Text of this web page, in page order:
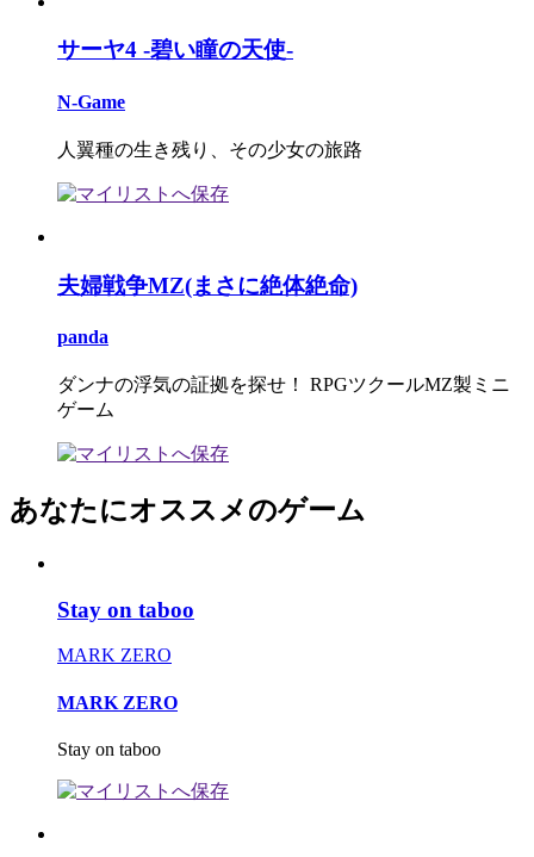
サーヤ4 -碧い瞳の天使-
N-Game
人翼種の生き残り、その少女の旅路
夫婦戦争MZ(まさに絶体絶命)
panda
ダンナの浮気の証拠を探せ！ RPGツクールMZ製ミニ
ゲーム
あなたにオススメのゲーム
Stay on taboo
MARK ZERO
MARK ZERO
Stay on taboo